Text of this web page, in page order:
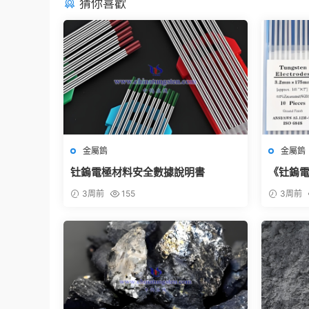
猜你喜歡
金屬鎢
钍鎢電極材料安全數據說明書
3周前 155
金屬鎢
《钍鎢
3周前